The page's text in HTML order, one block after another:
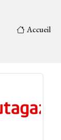
Accueil